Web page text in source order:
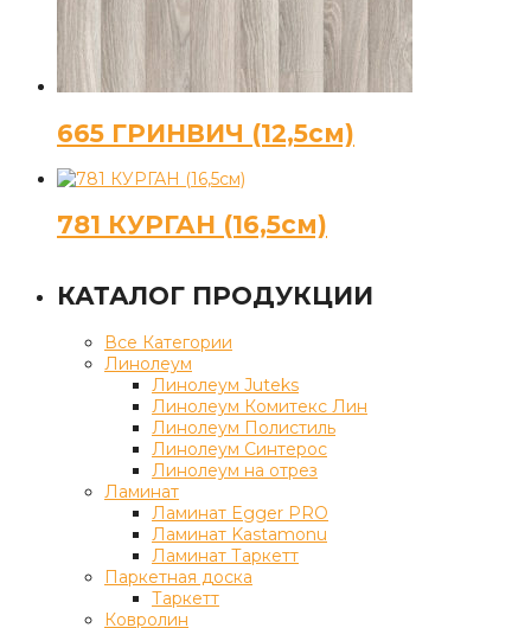
665 ГРИНВИЧ (12,5см)
781 КУРГАН (16,5см)
КАТАЛОГ ПРОДУКЦИИ
Все Категории
Линолеум
Линолеум Juteks
Линолеум Комитекс Лин
Линолеум Полистиль
Линолеум Синтерос
Линолеум на отрез
Ламинат
Ламинат Egger PRO
Ламинат Kastamonu
Ламинат Таркетт
Паркетная доска
Таркетт
Ковролин